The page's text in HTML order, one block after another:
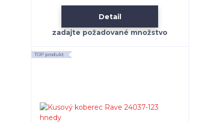
Detail
TOP produkt